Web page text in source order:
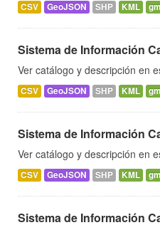
CSV GeoJSON SHP KML
Sistema de Información
Ver catálogo y descripción en
CSV GeoJSON SHP KML
Sistema de Información
Ver catálogo y descripción en
CSV GeoJSON SHP KML
Sistema de Información